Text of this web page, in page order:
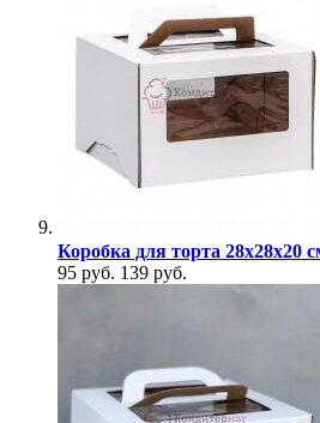
Коробка для торта 28х28х20
95 руб. 139 руб.